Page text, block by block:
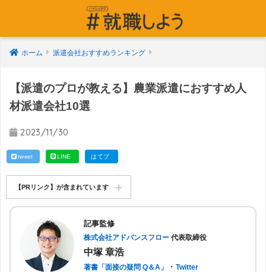
ホーム 派遣会社おすすめランキング
【派遣のプロが教える】農業派遣におすすめ人
材派遣会社10選
2023/11/30
tweet LINE はてブ
【PRリンク】が含まれています
記事監修
株式会社アドバンスフロー 代表取締役
中塚 章浩
著書「面接の疑問 Q＆A」 ・ Twitter